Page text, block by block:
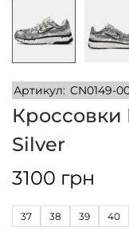
Артикул: CN0149-
Кроссовки
Silver
3100 грн
37 38 39 40